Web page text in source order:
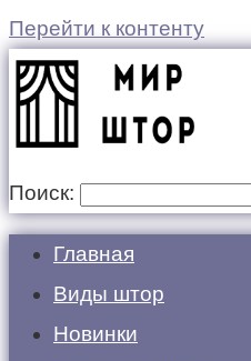
Перейти к контенту
Поиск:
Главная
Виды штор
Новинки